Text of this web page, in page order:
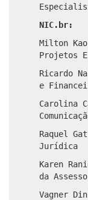
NIC.br:
Milton
Projetos
Ricardo
e
Carolina
Raquel
Jurídica
Karen
da
Vagner